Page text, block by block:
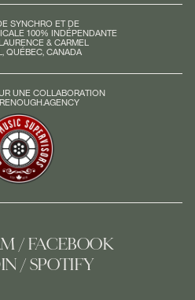
SYNCHRO ET DE
100% INDÉPENDANTE
& CARMEL
QUÉBEC, CANADA
UNE COLLABORATION
FACEBOOK
SPOTIFY